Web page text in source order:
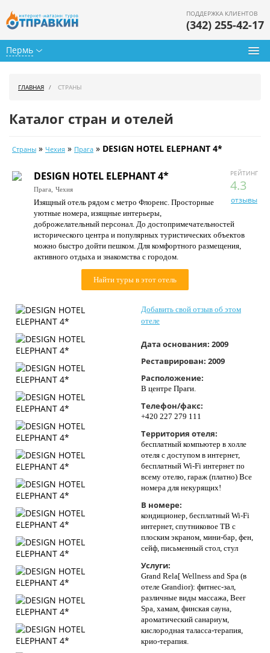
Пермь
ПОДДЕРЖКА КЛИЕНТОВ
(342) 255-42-17
Календарь туров
Цены дня
Страны
Как купить
О нас
ГЛАВНАЯ СТРАНЫ
Каталог стран и отелей
Страны » Чехия » Прага » DESIGN HOTEL ELEPHANT 4*
РЕЙТИНГ
4.3
отзывы
DESIGN HOTEL ELEPHANT 4*
Прага, Чехия
Изящный отель рядом с метро Флоренс. Просторные
уютные номера, изящные интерьеры,
доброжелательный персонал. До достопримечательностей
исторического центра и популярных туристических объектов
можно быстро дойти пешком. Для комфортного размещения,
активного отдыха и знакомства с городом.
Найти туры в этот отель
Добавить свой отзыв об этом
отеле
Дата основания: 2009
Реставрирован: 2009
Расположение:
В центре Праги.
Телефон/факс:
+420 227 279 111
Территория отеля:
бесплатный компьютер в холле
отеля с доступом в интернет,
бесплатный Wi-Fi интернет по
всему отелю, гараж (платно) Все
номера для некурящих!
В номере:
кондиционер, бесплатный Wi-Fi
интернет, спутниковое ТВ с
плоским экраном, мини-бар, фен,
сейф, письменный стол, стул
Услуги:
Grand Rela[ Wellness and Spa (в
отеле Grandior): фитнес-зал,
различные виды массажа, Beer
Spa, хамам, финская сауна,
ароматический санариум,
кислородная таласса-терапия,
крио-терапия.